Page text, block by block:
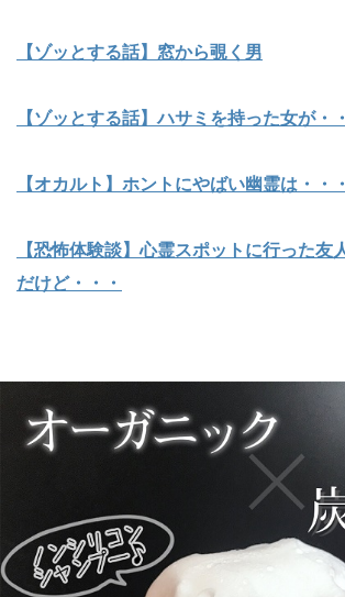
【ゾッとする話】窓から覗く男
【ゾッとする話】ハサミを持った女が・
【オカルト】ホントにやばい幽霊は・・・
【恐怖体験談】心霊スポットに行った友
だけど・・・